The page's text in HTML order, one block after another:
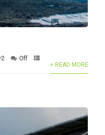
Off
+ READ MORE